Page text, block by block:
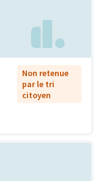
Non retenue
par le tri
citoyen